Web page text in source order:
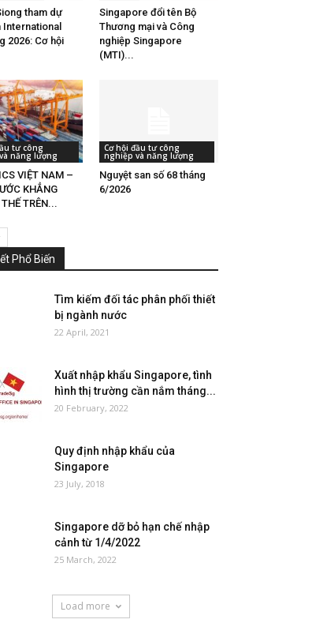
tham dự
International
2026: Cơ hội
Singapore đổi tên Bộ
Thương mại và Công
nghiệp Singapore
(MTI)...
tư công
năng lượng
VIỆT NAM –
KHẲNG
TRÊN...
Cơ hội đầu tư công
nghiệp và năng lượng
Nguyệt san số 68 tháng
6/2026
Phổ Biến
Tìm kiếm đối tác phân phối thiết
bị ngành nước
22 April, 2021
Xuất nhập khẩu Singapore, tình
hình thị trường cần nắm tháng...
20 February, 2022
Quy định nhập khẩu của
Singapore
23 July, 2018
Singapore dỡ bỏ hạn chế nhập
cảnh từ 1/4/2022
25 March, 2022
Load more